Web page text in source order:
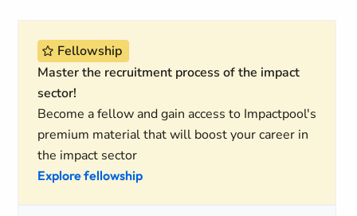
Fellowship
Master the recruitment process of the impact
sector!
Become a fellow and gain access to Impactpool's
premium material that will boost your career in
the impact sector
Explore fellowship